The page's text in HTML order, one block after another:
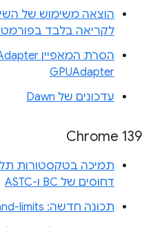
הוצאה משימוש של
לקריאה בלבד בפורמט bgra8unorm
GPUAdapter
עדכונים של Dawn
Chrome 139
תמיכה בטקסטורות
דחוסים של BC ו-ASTC
תכונה חדשה: core-features-and-limits